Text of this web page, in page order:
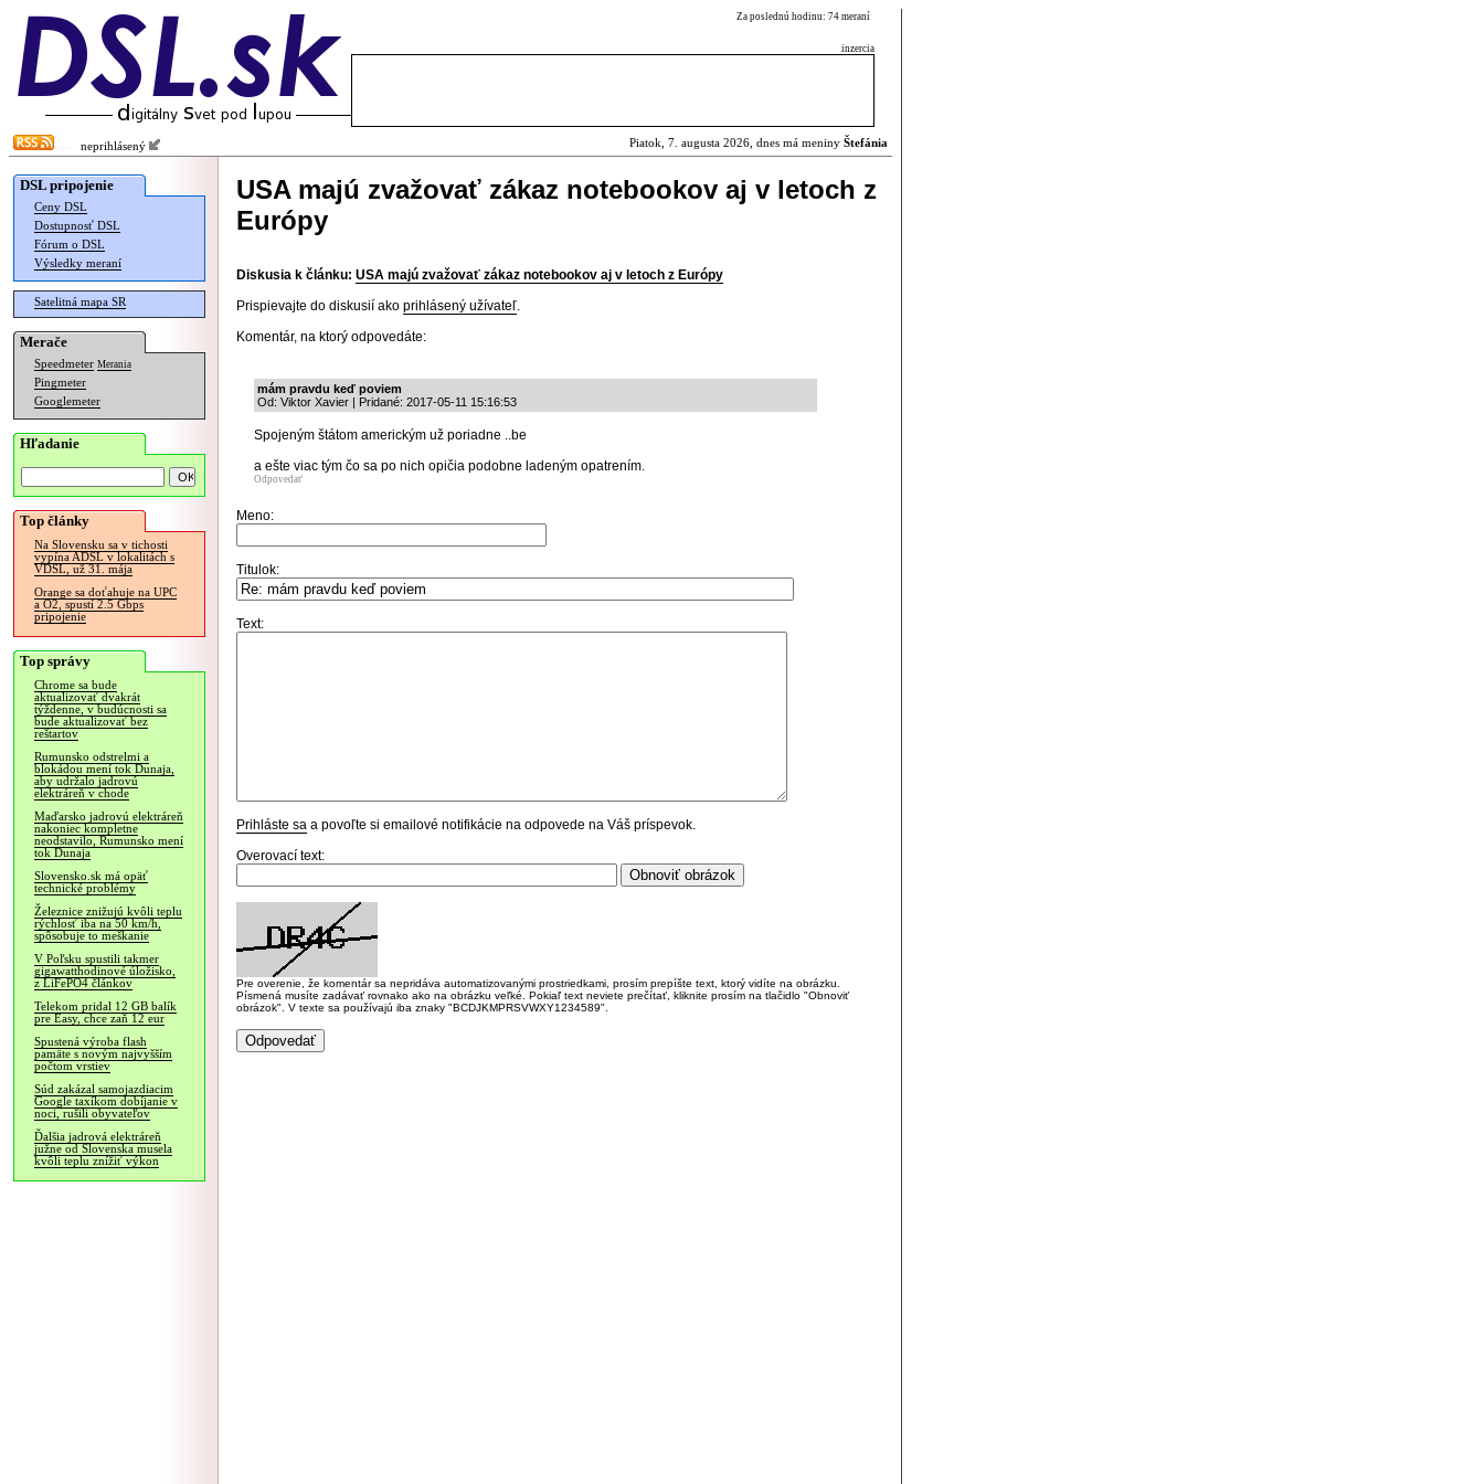
Za poslednú hodinu: 74 meraní
inzercia
neprihlásený Piatok, 7. augusta 2026, dnes má meniny Štefánia
DSL pripojenie
Ceny DSL
Dostupnosť DSL
Fórum o DSL
Výsledky meraní
Satelitná mapa SR
Merače
Speedmeter Merania
Pingmeter
Googlemeter
Hľadanie
Top články
Na Slovensku sa v tichosti
vypína ADSL v lokalitách s
VDSL, už 31. mája
Orange sa doťahuje na UPC
a O2, spustí 2.5 Gbps
pripojenie
Top správy
Chrome sa bude
aktualizovať dvakrát
týždenne, v budúcnosti sa
bude aktualizovať bez
reštartov
Rumunsko odstrelmi a
blokádou mení tok Dunaja,
aby udržalo jadrovú
elektráreň v chode
Maďarsko jadrovú elektráreň
nakoniec kompletne
neodstavilo, Rumunsko mení
tok Dunaja
Slovensko.sk má opäť
technické problémy
Železnice znižujú kvôli teplu
rýchlosť iba na 50 km/h,
spôsobuje to meškanie
V Poľsku spustili takmer
gigawatthodinové úložisko,
z LiFePO4 článkov
Telekom pridal 12 GB balík
pre Easy, chce zaň 12 eur
Spustená výroba flash
pamäte s novým najvyšším
počtom vrstiev
Súd zakázal samojazdiacim
Google taxíkom dobíjanie v
noci, rušili obyvateľov
Ďalšia jadrová elektráreň
južne od Slovenska musela
kvôli teplu znížiť výkon
USA majú zvažovať zákaz notebookov aj v letoch z
Európy
Diskusia k článku: USA majú zvažovať zákaz notebookov aj v letoch z Európy
Prispievajte do diskusií ako prihlásený užívateľ.
Komentár, na ktorý odpovedáte:
mám pravdu keď poviem
Od: Viktor Xavier | Pridané: 2017-05-11 15:16:53
Spojeným štátom americkým už poriadne ..be
a ešte viac tým čo sa po nich opičia podobne ladeným opatrením.
Odpovedať
Meno:
Titulok:
Text:
Prihláste sa a povoľte si emailové notifikácie na odpovede na Váš príspevok.
Overovací text:
Pre overenie, že komentár sa nepridáva automatizovanými prostriedkami, prosím prepíšte text, ktorý vidíte na obrázku.
Písmená musíte zadávať rovnako ako na obrázku veľké. Pokiaľ text neviete prečítať, kliknite prosím na tlačidlo "Obnoviť
obrázok". V texte sa používajú iba znaky "BCDJKMPRSVWXY1234589".